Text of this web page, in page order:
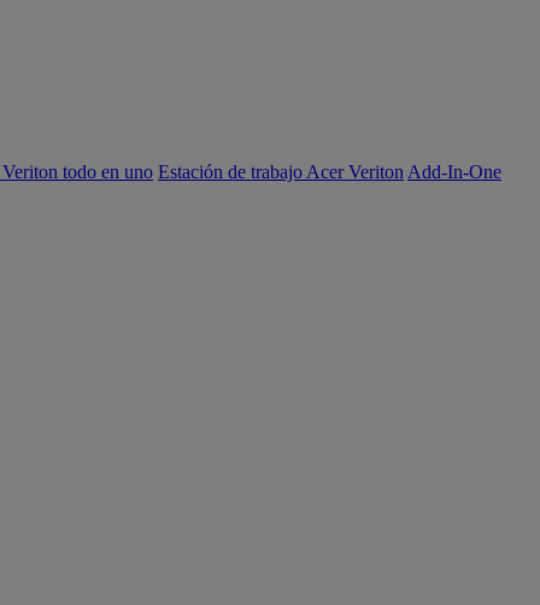
todo en uno Estación de trabajo Acer Veriton Add-In-One